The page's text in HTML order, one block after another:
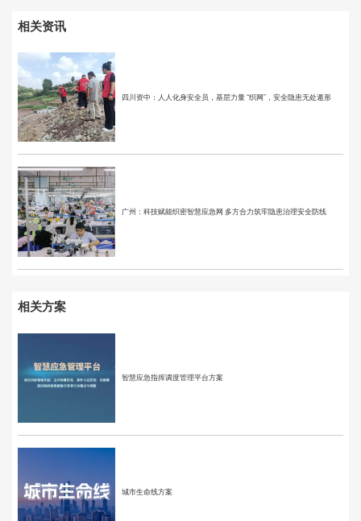
相关资讯
四川资中：人人化身安全员，基层力量 “织网”，安全隐患无处遁形
广州：科技赋能织密智慧应急网 多方合力筑牢隐患治理安全防线
相关方案
智慧应急指挥调度管理平台方案
城市生命线方案